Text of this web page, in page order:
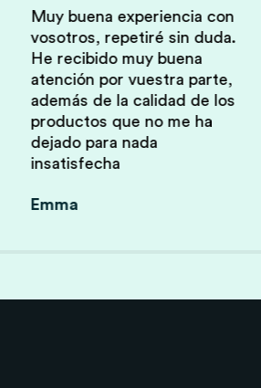
Muy buena experiencia con
vosotros, repetiré sin duda.
He recibido muy buena
atención por vuestra parte,
además de la calidad de los
productos que no me ha
dejado para nada
insatisfecha
Emma